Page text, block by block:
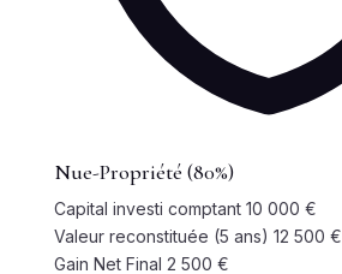
Nue-Propriété (80%)
Capital investi comptant 10 000 €
Valeur reconstituée (5 ans) 12 500 €
Gain Net Final 2 500 €